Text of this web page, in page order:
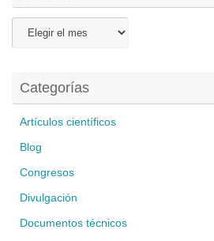
Categorías
Artículos científicos
Blog
Congresos
Divulgación
Documentos técnicos